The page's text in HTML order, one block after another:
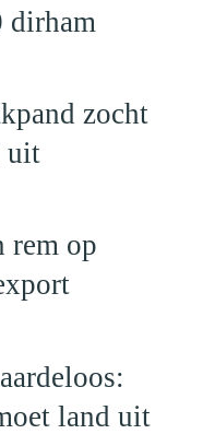
dirham
zocht
uit
rem op
land uit